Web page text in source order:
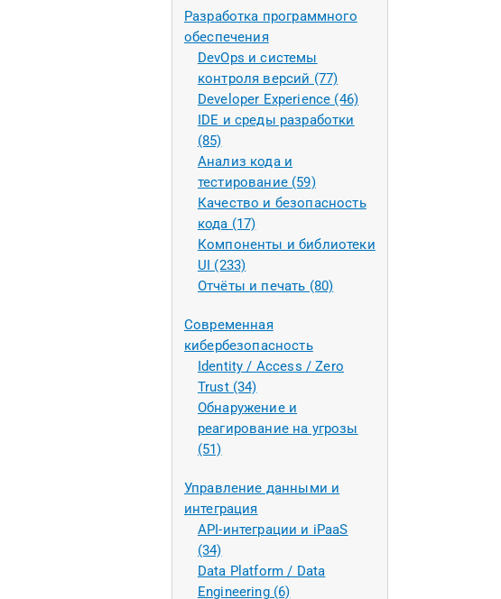
Разработка программного
обеспечения
DevOps и системы
контроля версий (77)
Developer Experience (46)
IDE и среды разработки
(85)
Анализ кода и
тестирование (59)
Качество и безопасность
кода (17)
Компоненты и библиотеки
UI (233)
Отчёты и печать (80)
Современная
кибербезопасность
Identity / Access / Zero
Trust (34)
Обнаружение и
реагирование на угрозы
(51)
Управление данными и
интеграция
API-интеграции и iPaaS
(34)
Data Platform / Data
Engineering (6)